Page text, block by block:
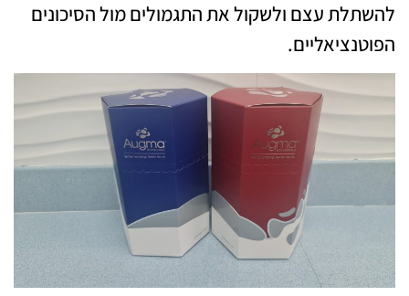
להשתלת עצם ולשקול את התגמולים מול הסיכונים
הפוטנציאליים.